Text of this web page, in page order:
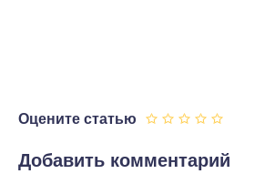
Оцените статью
Добавить комментарий